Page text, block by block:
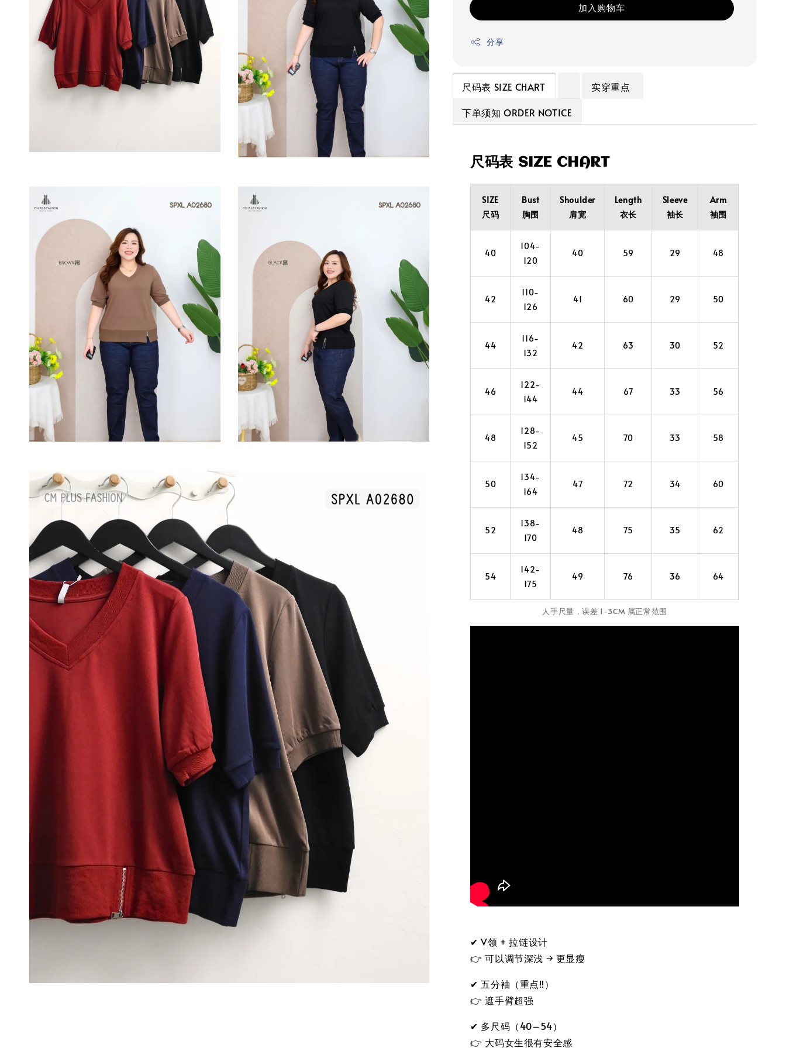
加入购物车
分享
尺码表 SIZE CHART
实穿重点
下单须知 ORDER NOTICE
尺码表 SIZE CHART
SIZE
尺码
Bust
胸围
Shoulder
肩宽
Length
衣长
Sleeve
袖长
Arm
袖围
40
104-
120
40 59 29 48
42
110-
126
41 60 29 50
44
116-
132
42 63 30 52
46
122-
144
44 67 33 56
48
128-
152
45 70 33 58
50
134-
164
47 72 34 60
52
138-
170
48 75 35 62
54
142-
175
49 76 36 64
人手尺量，误差 1-3CM 属正常范围
✔ V领 + 拉链设计
👉 可以调节深浅 → 更显瘦
✔ 五分袖（重点‼️）
👉 遮手臂超强
✔ 多尺码（40–54）
👉 大码女生很有安全感